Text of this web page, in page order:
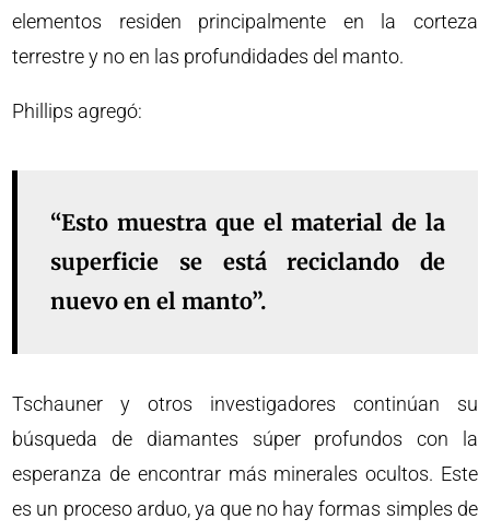
elementos residen principalmente en la corteza
terrestre y no en las profundidades del manto.
Phillips agregó:
“Esto muestra que el material de la
superficie se está reciclando de
nuevo en el manto”.
Tschauner y otros investigadores continúan su
búsqueda de diamantes súper profundos con la
esperanza de encontrar más minerales ocultos. Este
es un proceso arduo, ya que no hay formas simples de